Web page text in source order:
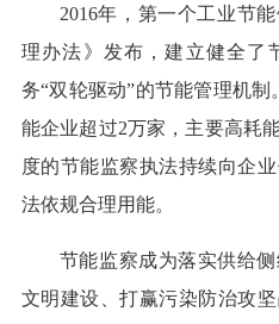
2016年，第一个工业节
理办法》发布，建立健全了
务“双轮驱动”的节能管理机
能企业超过2万家，主要高耗
度的节能监察执法持续向企
法依规合理用能。
节能监察成为落实供给
文明建设、打赢污染防治攻